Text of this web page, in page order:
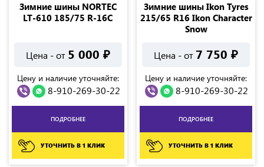
Зимние шины NORTEC
LT-610 185/75 R-16C
Цена - от 5 000 ₽
Цену и наличие уточняйте:
8-910-269-30-22
ПОДРОБНЕЕ
УТОЧНИТЬ В 1 КЛИК
Зимние шины Ikon Tyres
215/65 R16 Ikon Character
Snow
Цена - от 7 750 ₽
Цену и наличие уточняйте:
8-910-269-30-22
ПОДРОБНЕЕ
УТОЧНИТЬ В 1 КЛИК